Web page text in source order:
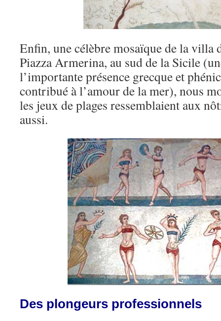
Enfin, une célèbre mosaïque de la villa
Piazza Armerina, au sud de la Sicile
l’importante présence grecque et
contribué à l’amour de la mer), nous
les jeux de plages ressemblaient aux
aussi.
Des plongeurs professionnels